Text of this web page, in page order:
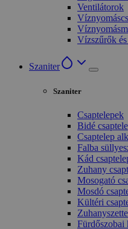
Ventilátorok
Vízszűrők
Szaniter
Szaniter
Csaptelepek
Bidé
Csaptelep
Falba
Kád
Zuhany
Mosogató
Mosdó
Kültéri
Fürdőszobai